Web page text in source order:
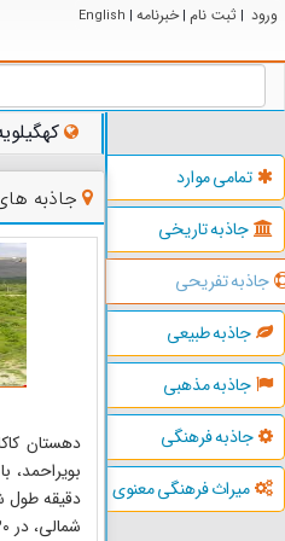
ورود | ثبت نام | خبرنامه |
English
تمامی موارد
جاذبه تاریخی
جاذبه تفریحی
جاذبه طبیعی
جاذبه مذهبی
جاذبه فرهنگی
میراث فرهنگی معنوی
جاذبه
دهستان